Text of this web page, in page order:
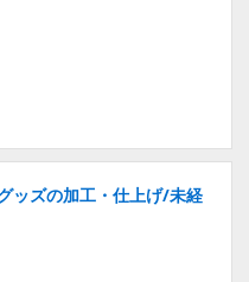
ッズの加工・仕上げ/未経